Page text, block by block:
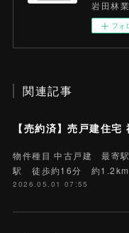
岩田林
フォ
関連記事
物件種目 中古戸建 最寄駅
駅 徒歩約16分 約1.2km
2026.05.01 07:55